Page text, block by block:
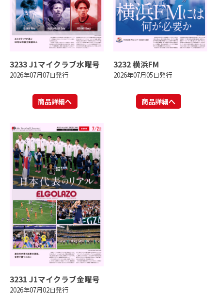
3233 J1マイクラブ水曜号
2026年07月07日発行
商品詳細へ
3232 横浜FM
2026年07月05日発行
商品詳細へ
3231 J1マイクラブ金曜号
2026年07月02日発行